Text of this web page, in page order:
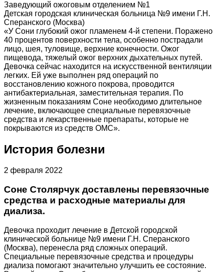
Заведующий ожоговым отделением №1
Детская городская клиническая больница №9 имени Г.Н.
Сперанского (Москва)
«У Сони глубокий ожог пламенем 4-й степени. Поражено
40 процентов поверхности тела, особенно пострадали
лицо, шея, туловище, верхние конечности. Ожог
пищевода, тяжелый ожог верхних дыхательных путей.
Девочка сейчас находится на искусственной вентиляции
легких. Ей уже выполнен ряд операций по
восстановлению кожного покрова, проводится
антибактериальная, заместительная терапия. По
жизненным показаниям Соне необходимо длительное
лечение, включающее специальные перевязочные
средства и лекарственные препараты, которые не
покрываются из средств ОМС».
История болезни
2 февраля 2022
Соне Столярчук доставлены перевязочные
средства и расходные материалы для
диализа.
Девочка проходит лечение в Детской городской
клинической больнице №9 имени Г.Н. Сперанского
(Москва), перенесла ряд сложных операций.
Специальные перевязочные средства и процедуры
диализа помогают значительно улучшить ее состояние.